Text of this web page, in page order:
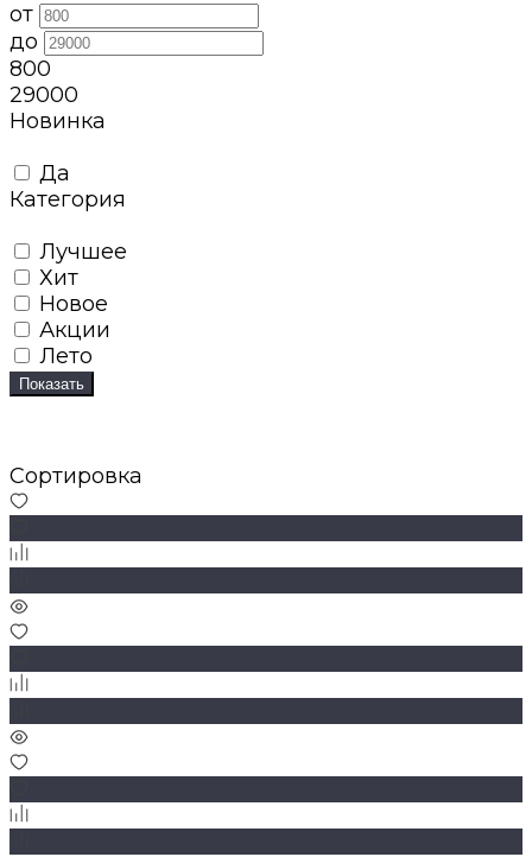
от
до
800
29000
Новинка
Да
Категория
Лучшее
Хит
Новое
Акции
Лето
Показать
Сортировка